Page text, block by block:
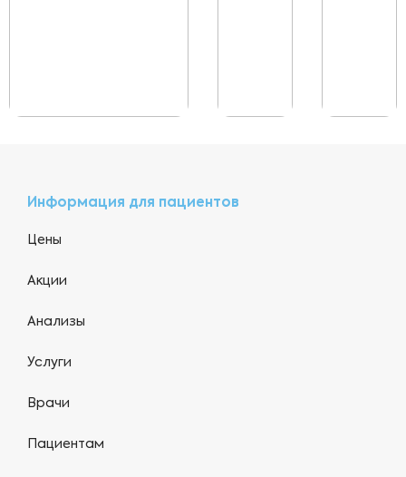
Информация для пациентов
Цены
Акции
Анализы
Услуги
Врачи
Пациентам